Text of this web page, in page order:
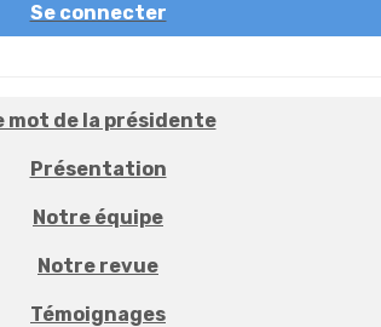
Se connecter
mot de la présidente
Présentation
Notre équipe
Notre revue
Témoignages